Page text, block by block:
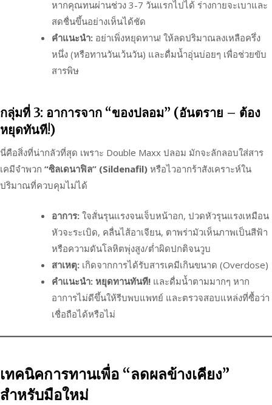
หากคุณทนผ่านช่วง 3-7 วันแรกไปได้ ร่างกายจะเบาและ
สดชื่นขึ้นอย่างเห็นได้ชัด
คำแนะนำ: อย่าเพิ่งหยุดทาน! ให้ลดปริมาณลงเหลือครึ่ง
หนึ่ง (หรือทานวันเว้นวัน) และดื่มน้ำอุ่นบ่อยๆ เพื่อช่วยขับ
สารพิษ
กลุ่มที่ 3: อาการจาก “ของปลอม” (อันตราย – ต้อง
หยุดทันที!)
นี่คือสิ่งที่น่ากลัวที่สุด เพราะ Double Maxx ปลอม มักจะลักลอบใส่สาร
เคมีจำพวก “ซิลเดนาฟิล” (Sildenafil) หรือไวอากร้าสังเคราะห์ใน
ปริมาณที่ควบคุมไม่ได้
อาการ: ใจสั่นรุนแรงจนเจ็บหน้าอก, ปวดหัวรุนแรงเหมือน
หัวจะระเบิด, คลื่นไส้อาเจียน, ตาพร่ามัวเห็นภาพเป็นสีฟ้า
หรือความดันโลหิตพุ่งสูง/ต่ำผิดปกติจนวูบ
สาเหตุ: เกิดจากการได้รับสารเคมีเกินขนาด (Overdose)
คำแนะนำ: หยุดทานทันที! และดื่มน้ำตามมากๆ หาก
อาการไม่ดีขึ้นให้รีบพบแพทย์ และตรวจสอบแหล่งที่ซื้อว่า
เชื่อถือได้หรือไม่
เทคนิคการทานเพื่อ “ลดผลข้างเคียง”
สำหรับมือใหม่